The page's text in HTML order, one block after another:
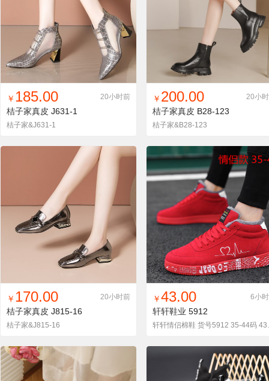
找同款 加入铺货单 收藏
￥ 185.00 20小时前
桔子家真皮 J631-1
桔子家&J631-1
找同款 加入铺货单 收藏
￥ 200.00 20小
桔子家真皮 B28-123
桔子家&B28-123
找同款 加入铺货单 收藏
￥ 170.00 20小时前
桔子家真皮 J815-16
桔子家&J815-16
找同款 加入铺货单 收藏
￥43.00 6小
轩轩鞋业 5912
轩轩